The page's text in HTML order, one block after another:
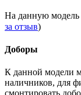
На данную модель
за отзыв)
Доборы
К данной модели
наличников, для